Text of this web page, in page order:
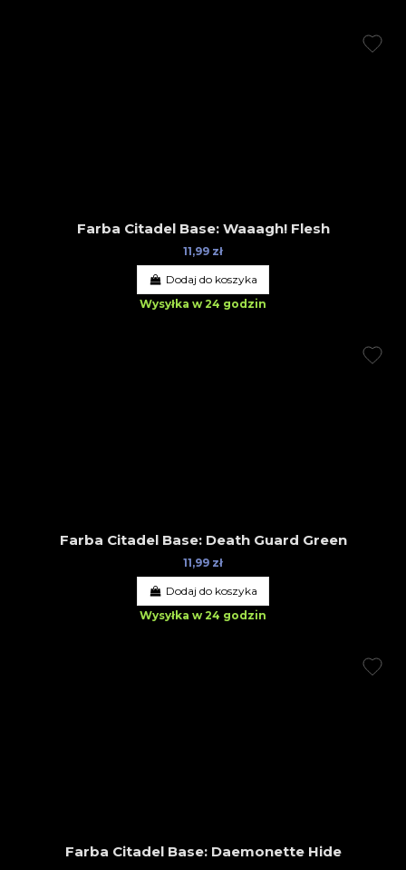
Farba Citadel Base: Waaagh! Flesh
11,99 zł
Dodaj do koszyka
Wysyłka w 24 godzin
Farba Citadel Base: Death Guard Green
11,99 zł
Dodaj do koszyka
Wysyłka w 24 godzin
Farba Citadel Base: Daemonette Hide